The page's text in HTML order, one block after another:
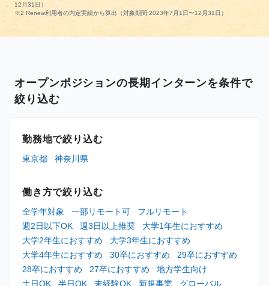
12月31日）
※2 Renew利用者の内定実績から算出（対象期間:2023年7月1日〜12月31日）
オープンポジションの長期インターンを条件で
絞り込む
勤務地で絞り込む
東京都 神奈川県
働き方で絞り込む
全学年対象 一部リモート可
フルリモート
週2日以下OK
週3日以上推奨
大学1年生におすすめ
大学2年生におすすめ
大学3年生におすすめ
大学4年生におすすめ
30卒におすすめ
29卒におすすめ
28卒におすすめ
27卒におすすめ
地方学生向け
土日OK
半日OK 未経験OK 新規事業
グローバル